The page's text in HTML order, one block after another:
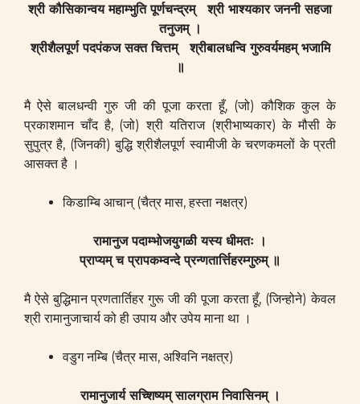
श्री कौसिकान्वय महाम्भुति पूर्णचन्द्रम् श्री भाश्यकार जननी सहजा
तनुजम् ।
श्रीशैलपूर्ण पदपंकज सक्त चित्तम् श्रीबालधन्वि गुरुवर्यमहम् भजामि
॥
मै ऐसे बालधन्वी गुरु जी की पूजा करता हूँ, (जो) कौशिक कुल के
प्रकाशमान चाँद है, (जो) श्री यतिराज (श्रीभाष्यकार) के मौसी के
सुपुत्र है, (जिनकी) बुद्धि श्रीशैलपूर्ण स्वामीजी के चरणकमलों के प्रती
आसक्त है ।
किडाम्बि आचान् (चैत्र मास, हस्ता नक्षत्र)
रामानुज पदाम्भोजयुगळी यस्य धीमतः ।
प्राप्यम् च प्रापकम्वन्दे प्रन्णतार्त्तिहरम्गुरुम् ॥
मै ऐसे बुद्धिमान प्रणतार्तिहर गुरू जी की पूजा करता हूँ, (जिन्होने) केवल
श्री रामानुजाचार्य को ही उपाय और उपेय माना था ।
वडुग नम्बि (चैत्र मास, अश्विनि नक्षत्र)
रामानुजार्य सच्शिष्यम् सालग्राम निवासिनम् ।